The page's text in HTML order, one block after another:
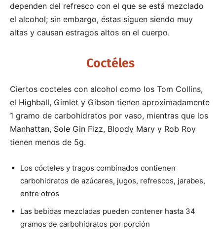
dependen del refresco con el que se está mezclado
el alcohol; sin embargo, éstas siguen siendo muy
altas y causan estragos altos en el cuerpo.
Coctéles
Ciertos cocteles con alcohol como los Tom Collins,
el Highball, Gimlet y Gibson tienen aproximadamente
1 gramo de carbohidratos por vaso, mientras que los
Manhattan, Sole Gin Fizz, Bloody Mary y Rob Roy
tienen menos de 5g.
Los cócteles y tragos combinados contienen
carbohidratos de azúcares, jugos, refrescos, jarabes,
entre otros
Las bebidas mezcladas pueden contener hasta 34
gramos de carbohidratos por porción